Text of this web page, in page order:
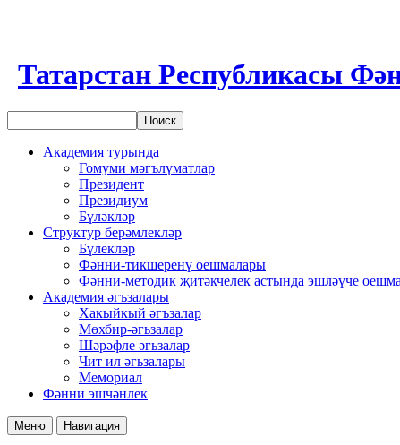
Татарстан Республикасы
Академия турында
Гомуми мәгълүматлар
Президент
Президиум
Бүләкләр
Структур берәмлекләр
Бүлекләр
Фәнни-тикшеренү оешмалары
Фәнни-методик җитәкчелек астында эшләүче
Академия әгъзалары
Хакыйкый әгъзалар
Мөхбир-әгьзалар
Шәрәфле әгьзалар
Чит ил әгьзалары
Мемориал
Фәнни эшчәнлек
Меню Навигация